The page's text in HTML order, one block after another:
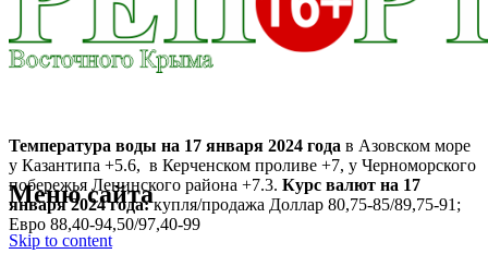
Температура воды на 17 января 2024 года в Азовском море
у Казантипа +5.6, в Керченском проливе +7, у Черноморского
побережья Ленинского района +7.3. Курс валют на 17
января 2024 года:купля/продажа Доллар 80,75-85/89,75-91;
Евро 88,40-94,50/97,40-99
Меню сайта
Skip to content